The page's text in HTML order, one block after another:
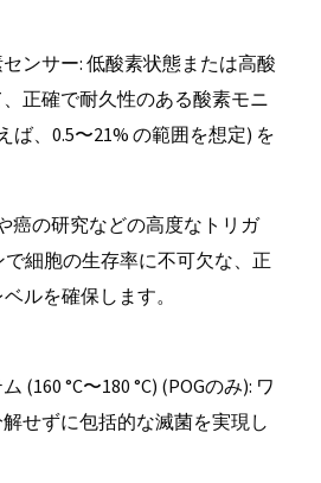
ンサー: 低酸素状態または高酸
正確で耐久性のある酸素モニ
ば、0.5〜21% の範囲を想定) を
癌の研究などの高度なトリガ
細胞の生存率に不可欠な、正
ルを確保します。
(160 °C〜180 °C) (POGのみ): ワ
せずに包括的な滅菌を実現し